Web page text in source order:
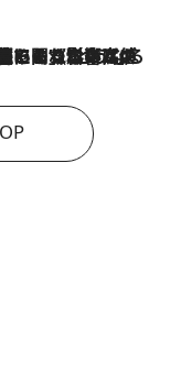
鎖による影響はいつまで続く？《エネルギー専門家に聞く“どうなる日本の暮らし”》